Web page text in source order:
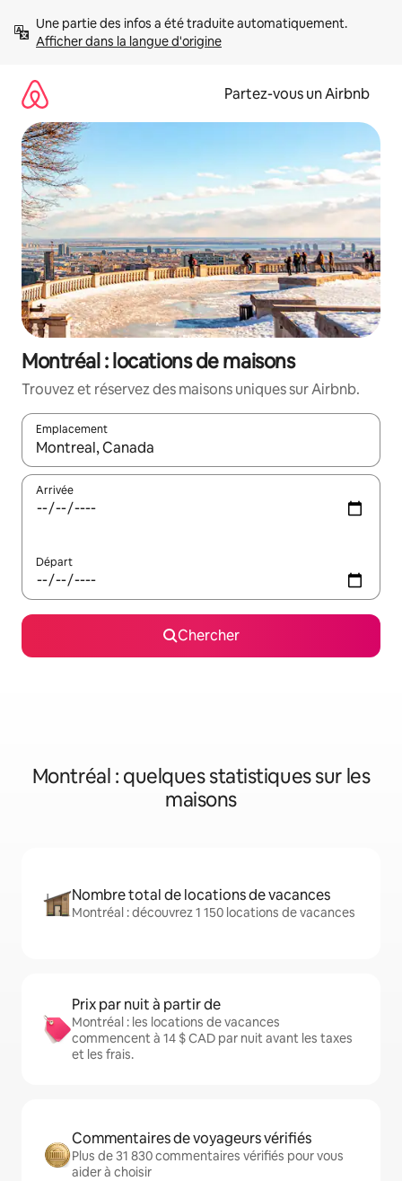
directement
Afficher dans la langue d'origine
Partez-vous un Airbnb
Montréal : locations de maisons
Trouvez et réservez des maisons uniques sur Airbnb.
Emplacement
Quand les résultats sont affichés, parcourez-les en utilisant
Arrivée
Départ
Chercher
Montréal : quelques statistiques sur les
maisons
Nombre total de locations de vacances
Montréal : découvrez 1 150 locations de vacances
Prix par nuit à partir de
Montréal : les locations de vacances
commencent à 14 $ CAD par nuit avant les taxes
et les frais.
Commentaires de voyageurs vérifiés
Plus de 31 830 commentaires vérifiés pour vous
aider à choisir